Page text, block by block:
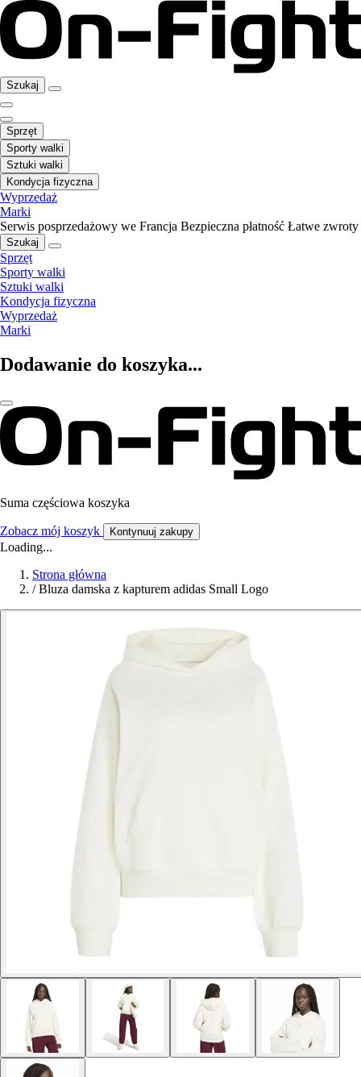
Szukaj
Sprzęt
Sporty walki
Sztuki walki
Kondycja fizyczna
Wyprzedaż
Marki
Serwis posprzedażowy we Francja Bezpieczna płatność Łatwe zwroty
Szukaj
Sprzęt
Sporty walki
Sztuki walki
Kondycja fizyczna
Wyprzedaż
Marki
Dodawanie do koszyka...
Suma częściowa koszyka
Zobacz mój koszyk Kontynuuj zakupy
Loading...
Strona główna
/ Bluza damska z kapturem adidas Small Logo